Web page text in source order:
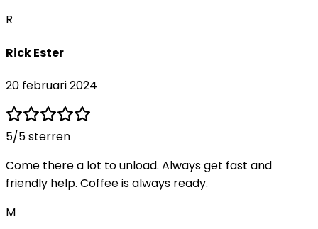
R
Rick Ester
20 februari 2024
5/5 sterren
Come there a lot to unload. Always get fast and
friendly help. Coffee is always ready.
M